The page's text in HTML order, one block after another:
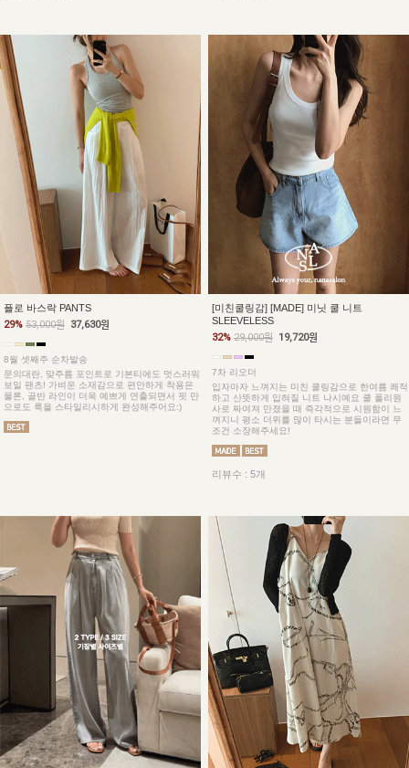
플로 바스락 PANTS
29% 53,000원 37,630원
8월 셋째주 순차발송
문의대란, 맞주름 포인트로 기본티에도 멋스러워
보일 팬츠! 가벼운 소재감으로 편안하게 착용은
물론, 골반 라인이 더욱 예쁘게 연출되면서 핏 만
으로도 룩을 스타일리시하게 완성해주어요:)
[미친쿨링감] [MADE] 미닛 쿨 니트
SLEEVELESS
32% 29,000원 19,720원
7차 리오더
입자마자 느껴지는 미친 쿨링감으로 한여름 쾌적
하고 산뜻하게 입혀질 니트 나시예요 쿨 폴리원
사로 짜여져 만졌을 때 즉각적으로 시원함이 느
껴지니 평소 더위를 많이 타시는 분들이라면 무
조건 소장해주세요!
리뷰수 : 5개